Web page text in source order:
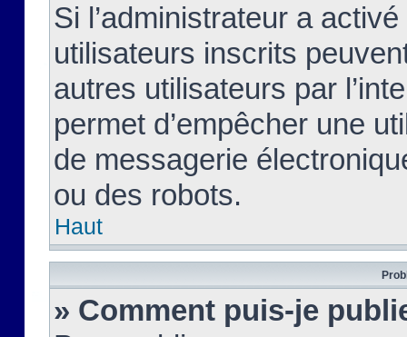
Si l’administrateur a
utilisateurs inscrits
autres utilisateurs par
permet d’empêcher une
de messagerie
ou des robots.
Haut
» Comment puis-je